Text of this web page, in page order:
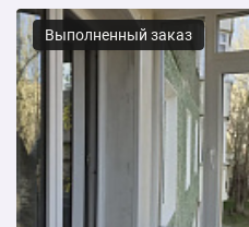
Теплое остекление
1 шт.
Отделка под ключ со
откосами,
1 шт.
Выполненный заказ